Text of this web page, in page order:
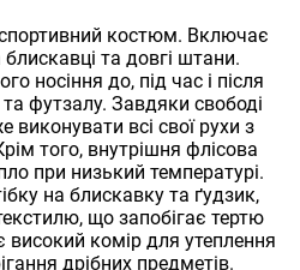
костюм. Включає
та довгі штани.
носіння до, під час і після
футзалу. Завдяки свободі
виконувати всі свої рухи з
того, внутрішня флісова
при низький температурі.
на блискавку та ґудзик,
що запобігає тертю
високий комір для утеплення
дрібних предметів.